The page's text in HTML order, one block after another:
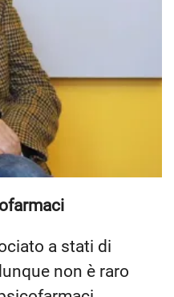
a stati di
non è raro